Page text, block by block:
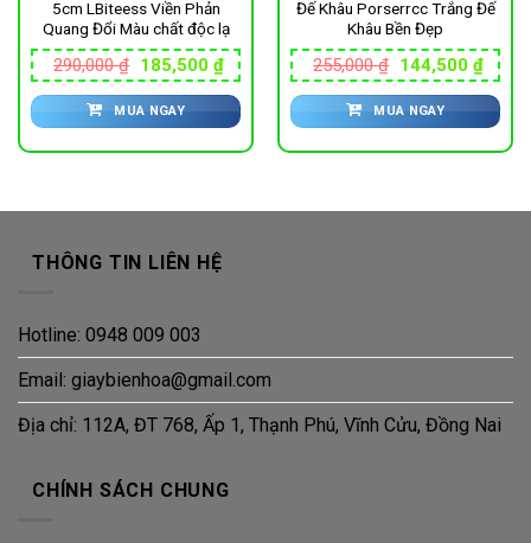
5cm LBiteess Viền Phản
Quang Đổi Màu chất độc lạ
290,000₫ Giá
gốc
là:
290,000 ₫.
185,500 ₫Giá
hiện
tại
là:
185,500 ₫.
MUA NGAY
Đế Khâu Porserrcc Trắng Đế
Khâu Bền Đẹp
255,000₫ Giá
gốc
là:
255,000 ₫.
144,500 ₫Giá
hiện
tại
là:
MUA NGAY
THÔNG TIN LIÊN HỆ
Hotline: 0948 009 003
Email: giaybienhoa@gmail.com
Địa chỉ: 112A, ĐT 768, Ấp 1, Thạnh Phú, Vĩnh Cửu, Đồng Nai
CHÍNH SÁCH CHUNG